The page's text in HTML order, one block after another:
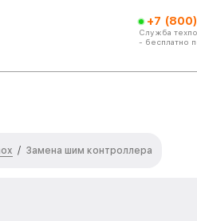
+7
Служба
- бесплатно
/ Замена шим контроллера